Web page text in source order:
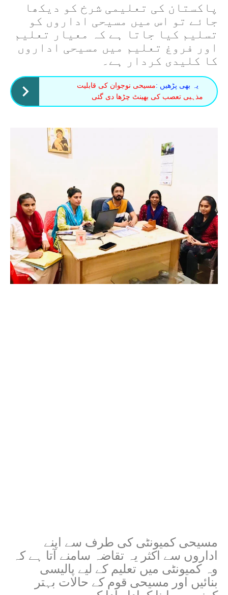
پاکستان کی تعلیمی شرخ کو دیکھا
جائے تو اس میں مسیحی اداروں کو
تسلیم کیا جاتا ہے کہ معیار تعلیم
اور فروغ تعلیم میں مسیحی اداروں
کا کلیدی کردار ہے۔
یہ بھی پڑھیں :مسیحی نوجوان کی قابلیت
مذہبی تعصب کی بھینٹ چڑھا دی گئی
مسیحی کمیونٹی کی طرف سے اپنے
اداروں سے اکثر یہ تقاضہ سامنے آتا ہے کہ
وہ کمیونٹی میں تعلیم کے لیے پالیسی
بنائیں اور مسیحی قوم کے حالات بہتر